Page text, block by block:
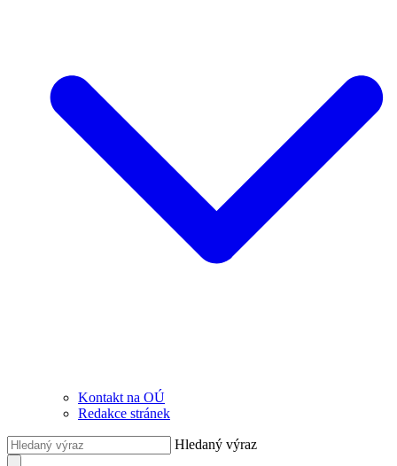
Kontakt na OÚ
Redakce stránek
Hledaný výraz